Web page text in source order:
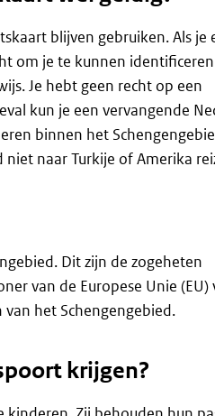
blijven gebruiken. Als je
om je te kunnen
Je hebt geen recht op een
kun je een vervangende
binnen het
naar Turkije of Amerika
Dit zijn de zogeheten
van de Europese Unie (EU)
het Schengengebied.
krijgen?